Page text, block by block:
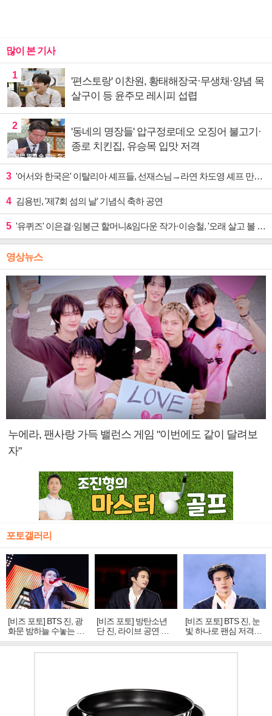
많이 본 기사
1
'편스토랑' 이찬원, 황태해장국·무생채·양념 목
살구이 등 윤주모 레시피 섭렵
2
'동네의 명장들' 압구정로데오 오징어 불고기·
종로 치킨집, 유승목 입맛 저격
3 '어서와 한국은' 이탈리아 셰프들, 선재스님→라연 차도영 셰프 만난다
4 김용빈, '제7회 섬의 날' 기념식 축하 공연
5 '유퀴즈' 이은결·임봉근 할머니&임다운 작가·이승철, '오래 살고 볼 일' 특집 출격
영상뉴스
누에라, 팬사랑 가득 밸런스 게임 "이번에도 같이 달려보
자"
포토갤러리
[비즈 포토] BTS 진, 광
화문 밤하늘 수놓는 '비
주얼 킹'의 열창
[비즈 포토] 방탄소년
단 진, 라이브 공연 중
빛나는 독보적 아우라
[비즈 포토] BTS 진, 눈
빛 하나로 팬심 저격…
독보적 카리스마